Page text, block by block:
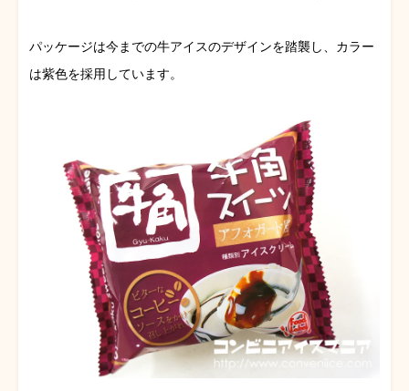
パッケージは今までの牛アイスのデザインを踏襲し、カラー
は紫色を採用しています。